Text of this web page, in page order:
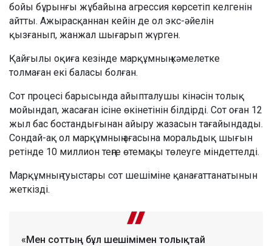
бойы бұрынғы жұбайына агрессия көрсетіп келгенін
айтты. Ажырасқаннан кейін де ол экс-әйелін
қызғанып, жанжал шығарып жүрген.
Қайғылы оқиға кезінде марқұмның кәмелетке
толмаған екі баласы болған.
Сот процесі барысында айыпталушы кінәсін толық
мойындап, жасаған ісіне өкінетінін білдірді. Сот оған 12
жыл бас бостандығынан айыру жазасын тағайындады.
Сондай-ақ ол марқұмның ағасына моральдық шығын
ретінде 10 миллион теңге өтемақы төлеуге міндеттелді.
Марқұмның туыстары сот шешіміне қанағаттанатынын
жеткізді.
«Мен соттың бұл шешімімен толықтай